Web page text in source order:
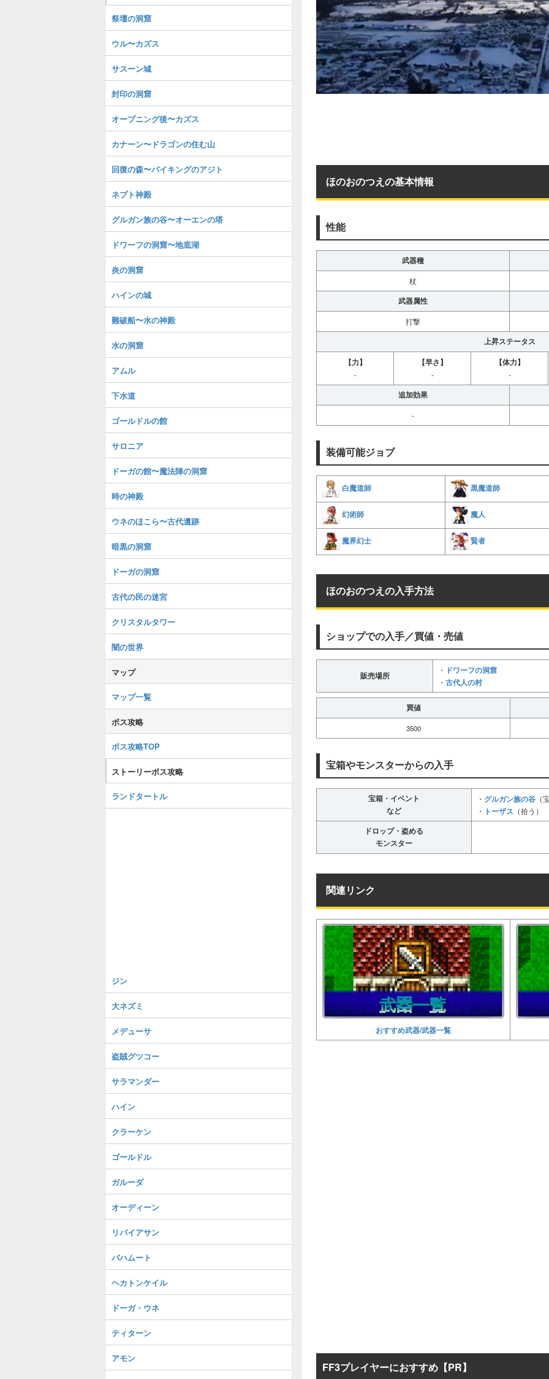
ほのおのつえの基本情報
性能
武器種
杖
武器属性
打撃
上昇ステータス
【力】
-
【早さ】
-
【体力】
-
追加効果
-
装備可能ジョブ
白魔道師 黒魔道師
幻術師 魔人
魔界幻士 賢者
ほのおのつえの入手方法
ショップでの入手／買値・売値
販売場所
・ ドワーフの洞窟
・ 古代人の村
買値
3500
宝箱やモンスターからの入手
宝箱・イベント
など
・ グルガン族の谷 （
・ トーザス （拾う）
ドロップ・盗める
モンスター
関連リンク
おすすめ武器/武器一覧
FF3プレイヤーにおすすめ【PR】
祭壇の洞窟
ウル〜カズス
サスーン城
封印の洞窟
オープニング後〜カズス
カナーン〜ドラゴンの住む山
回復の森〜バイキングのアジト
ネプト神殿
グルガン族の谷〜オーエンの塔
ドワーフの洞窟〜地底湖
炎の洞窟
ハインの城
難破船〜水の神殿
水の洞窟
アムル
下水道
ゴールドルの館
サロニア
ドーガの館〜魔法陣の洞窟
時の神殿
ウネのほこら〜古代遺跡
暗黒の洞窟
ドーガの洞窟
古代の民の迷宮
クリスタルタワー
闇の世界
マップ
マップ一覧
ボス攻略
ボス攻略TOP
ストーリーボス攻略
ランドタートル
ジン
大ネズミ
メデューサ
盗賊グツコー
サラマンダー
ハイン
クラーケン
ゴールドル
ガルーダ
オーディーン
リバイアサン
バハムート
ヘカトンケイル
ドーガ・ウネ
ティターン
アモン